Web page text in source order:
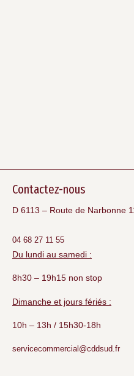
Contactez-nous
D 6113 – Route de Narbonne
04 68 27 11 55
Du lundi au samedi :
8h30 – 19h15 non stop
Dimanche et jours fériés :
10h – 13h / 15h30-18h
servicecommercial@cddsud.fr